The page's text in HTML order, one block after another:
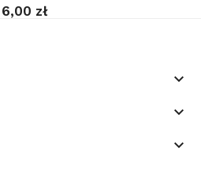
6,00 zł
keyboard_arrow_down
keyboard_arrow_down
keyboard_arrow_down